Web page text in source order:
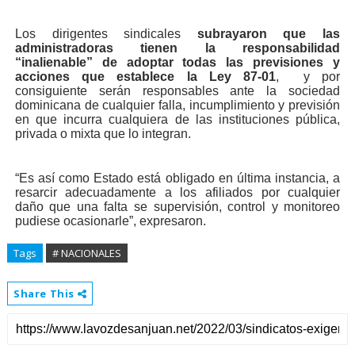
Los dirigentes sindicales subrayaron que las
administradoras tienen la responsabilidad
“inalienable” de adoptar todas las previsiones y
acciones que establece la Ley 87-01, y por
consiguiente serán responsables ante la sociedad
dominicana de cualquier falla, incumplimiento y previsión
en que incurra cualquiera de las instituciones pública,
privada o mixta que lo integran.
“Es así como Estado está obligado en última instancia, a
resarcir adecuadamente a los afiliados por cualquier
daño que una falta se supervisión, control y monitoreo
pudiese ocasionarle”, expresaron.
Tags # NACIONALES
Share This